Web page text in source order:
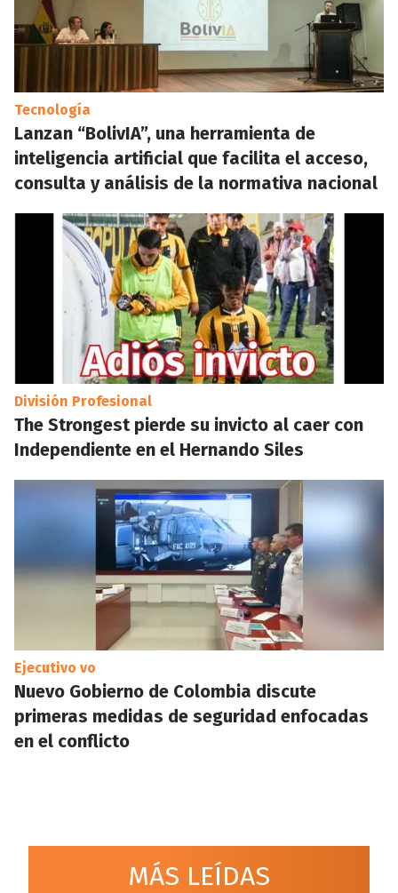
Tecnología
Lanzan “BolivIA”, una herramienta de
inteligencia artificial que facilita el acceso,
consulta y análisis de la normativa nacional
División Profesional
The Strongest pierde su invicto al caer con
Independiente en el Hernando Siles
Ejecutivo vo
Nuevo Gobierno de Colombia discute
primeras medidas de seguridad enfocadas
en el conflicto
MÁS LEÍDAS